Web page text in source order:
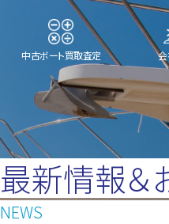
中古ボート買取査定
最新情報＆
NEWS